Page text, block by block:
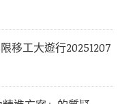
移工大遊行20251207